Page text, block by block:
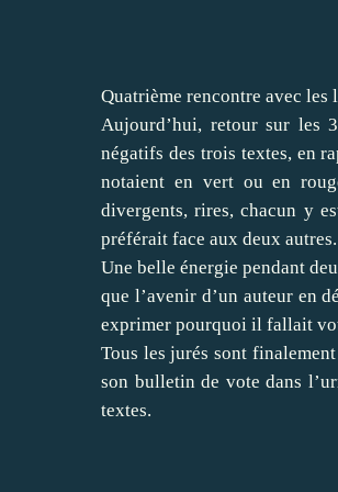
Quatrième rencontre avec les
Aujourd’hui, retour sur les
négatifs des trois textes, en
notaient en vert ou en
divergents, rires, chacun y
préférait face aux deux autres.
Une belle énergie pendant
que l’avenir d’un auteur en
exprimer pourquoi il fallait
Tous les jurés sont
son bulletin de vote dans
textes.